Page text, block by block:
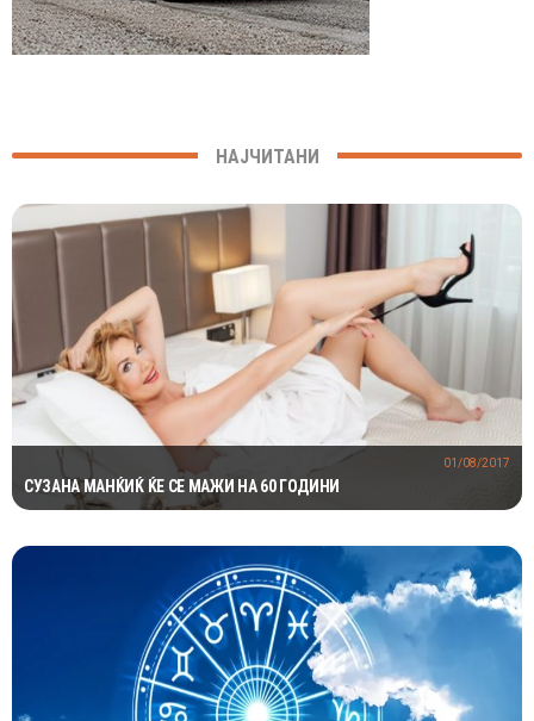
НАЈЧИТАНИ
СУЗАНА МАНЌИЌ ЌЕ СЕ МАЖИ НА 60 ГОДИНИ
01/08/2017